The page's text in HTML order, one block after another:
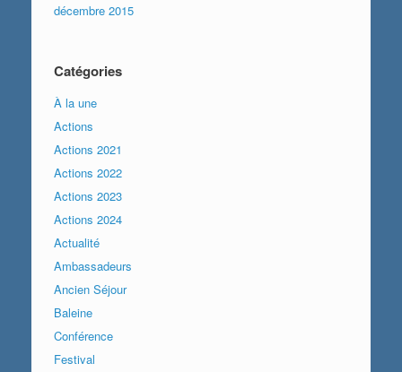
décembre 2015
Catégories
À la une
Actions
Actions 2021
Actions 2022
Actions 2023
Actions 2024
Actualité
Ambassadeurs
Ancien Séjour
Baleine
Conférence
Festival